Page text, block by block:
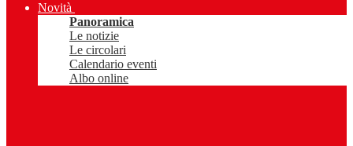
Novità
Panoramica
Le notizie
Le circolari
Calendario eventi
Albo online